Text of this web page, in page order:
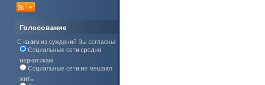
Голосование
С каким из суждений Вы согласны:
Социальные сети сродни
наркотикам
Социальные сети не мешают
жить